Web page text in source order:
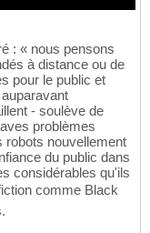
: « nous pensons
à distance ou de
pour le public et
- soulève de
problèmes
robots nouvellement
du public dans
considérables qu'ils
comme Black